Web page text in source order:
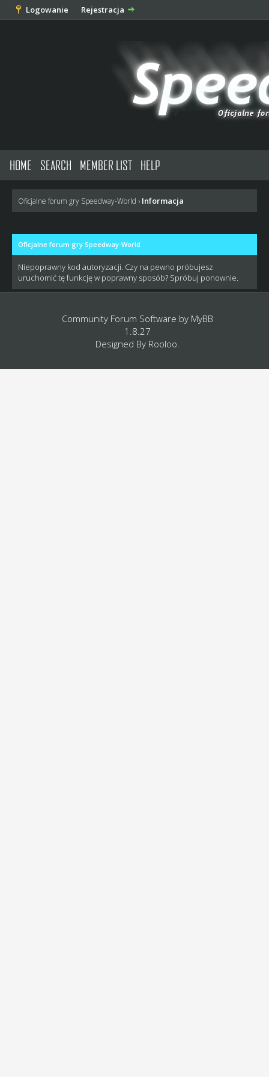
Logowanie Rejestracja
HOME SEARCH MEMBER LIST HELP
Oficjalne forum gry Speedway-World › Informacja
Oficjalne forum gry Speedway-World
Niepoprawny kod autoryzacji. Czy na pewno próbujesz
uruchomić tę funkcję w poprawny sposób? Spróbuj ponownie.
Community Forum Software by MyBB
1.8.27
Designed By Rooloo.